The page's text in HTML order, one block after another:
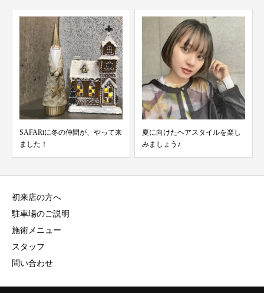
SAFARiに冬の仲間が、やって来
ました！
夏に向けたヘアスタイルを楽し
みましょう♪
初来店の方へ
駐車場のご説明
施術メニュー
スタッフ
問い合わせ